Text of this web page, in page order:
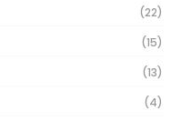
(22)
(15)
(13)
(4)